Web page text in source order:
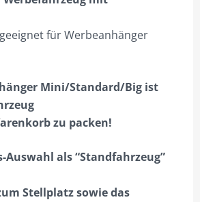
für Werbeanhänger
Mini/Standard/Big ist
zu packen!
Auswahl als “Standfahrzeug”
Stellplatz sowie das